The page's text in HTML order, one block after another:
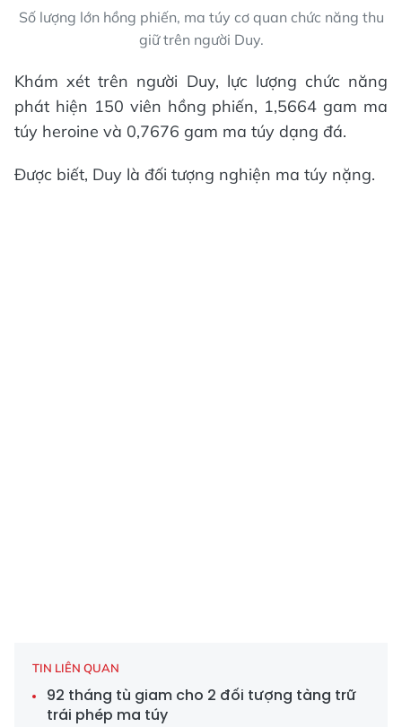
Số lượng lớn hồng phiến, ma túy cơ quan chức năng thu
giữ trên người Duy.
Khám xét trên người Duy, lực lượng chức năng
phát hiện 150 viên hồng phiến, 1,5664 gam ma
túy heroine và 0,7676 gam ma túy dạng đá.
Được biết, Duy là đối tượng nghiện ma túy nặng.
TIN LIÊN QUAN
92 tháng tù giam cho 2 đối tượng tàng trữ
trái phép ma túy